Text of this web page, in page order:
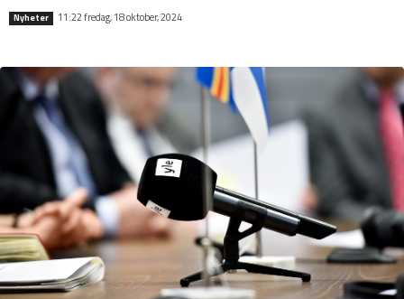
Nyheter 11:22 fredag, 18 oktober, 2024